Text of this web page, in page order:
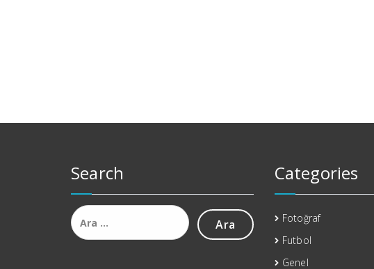
Search
Arama:
Categories
Fotoğraf
Futbol
Genel